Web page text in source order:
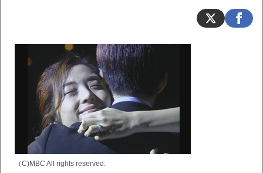
（C)MBC All rights reserved.